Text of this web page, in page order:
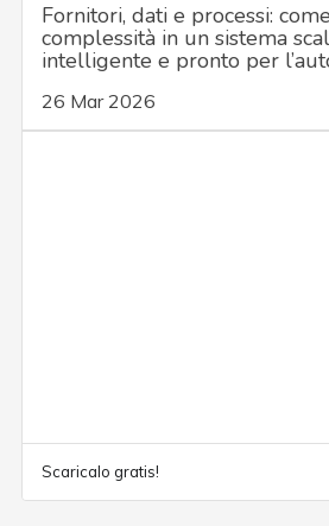
Fornitori, dati e processi:
complessità in un sistema
intelligente e pronto per
26 Mar 2026
Scaricalo gratis!